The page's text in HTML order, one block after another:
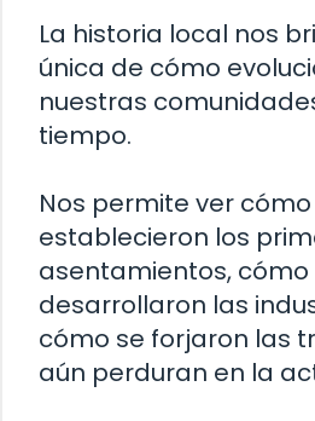
La historia local nos
única de cómo
nuestras
tiempo.
Nos permite ver
establecieron los
asentamientos, cómo
desarrollaron las
cómo se forjaron las
aún perduran en la